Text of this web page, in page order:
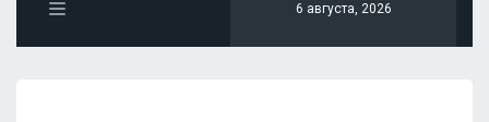
6 августа, 2026